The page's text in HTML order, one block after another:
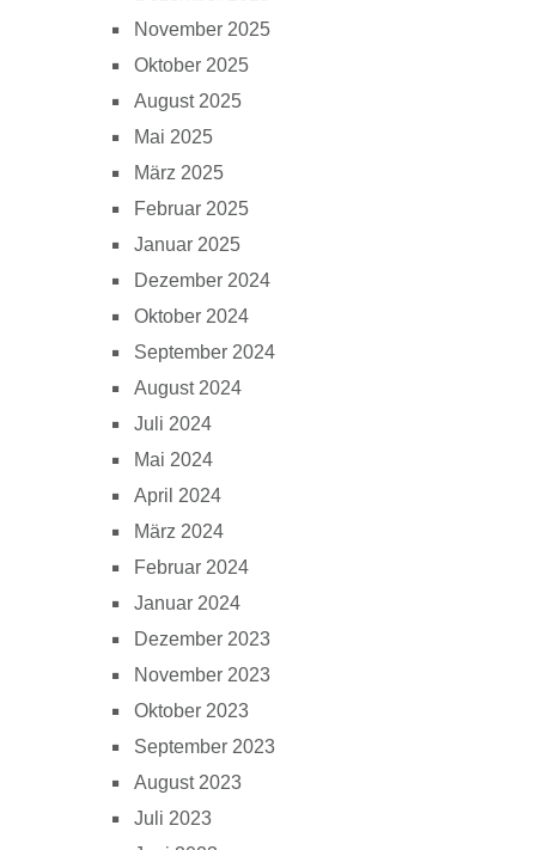
November 2025
Oktober 2025
August 2025
Mai 2025
März 2025
Februar 2025
Januar 2025
Dezember 2024
Oktober 2024
September 2024
August 2024
Juli 2024
Mai 2024
April 2024
März 2024
Februar 2024
Januar 2024
Dezember 2023
November 2023
Oktober 2023
September 2023
August 2023
Juli 2023